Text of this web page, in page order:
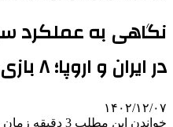
نگاهی به عملکرد
در ایران و اروپا؛ ۸ بازی بدون برد!
۱۴۰۲/۱۲/۰۷
خواندن این مطلب 3 دقیقه زمان میبرد